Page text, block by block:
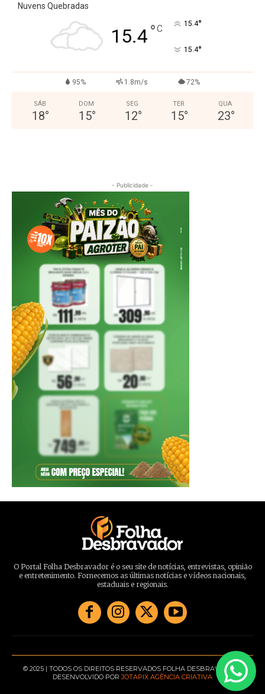
Nuvens Quebradas
15.4°C 15.4°
15.4°
95% 1.8m/s 72%
SÁB
18°
DOM
15°
SEG
12°
TER
15°
QUA
23°
- Publicidade -
O Portal Folha Desbravador é o seu site de notícias, entrevistas, opinião
e entretenimento. Fornecemos as últimas notícias e vídeos nacionais,
estaduais e regionais.
© 2025 | TODOS OS DIREITOS RESERVADOS FOLHA DESBRAVADOR |
DESENVOLVIDO PORJOTAPIX AGÊNCIA CRIATIVA